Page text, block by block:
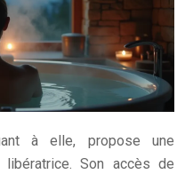
à elle, propose une
Son accès de